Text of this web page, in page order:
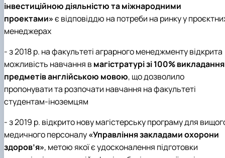
інвестиційною діяльністю та міжнародними
проектами»є відповіддю на потреби на ринку у
менеджерах
- з 2018 р. на факультеті аграрного менеджменту відкрита
можливість навчання в магістратурі зі 100% викладання
предметів англійською мовою, що дозволило
пропонувати та розпочати навчання на факультеті
студентам-іноземцям
- з 2019 р. відкрито нову магістерську програму для
медичного персоналу«Управління закладами охорони
здоров’я», метою якої є удосконалення підготовки